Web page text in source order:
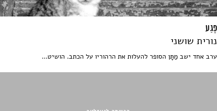
פֶּגַע
נורית שושני
ערב אחד ישב מַתָּן הסופר להעלות את הרהוריו על הכתב. הושיט...